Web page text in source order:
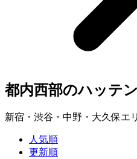
都内西部のハッテ
新宿・渋谷・中野・大久保エ
人気順
更新順